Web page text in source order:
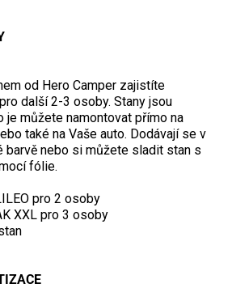
od Hero Camper zajistíte
další 2-3 osoby. Stany jsou
je můžete namontovat přímo na
také na Vaše auto. Dodávají se v
barvě nebo si můžete sladit stan s
fólie.
pro 2 osoby
XXL pro 3 osoby